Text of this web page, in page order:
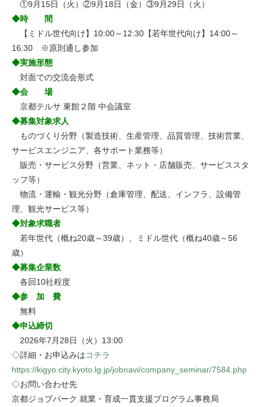
①9月15日（火）②9月18日（金）③9月29日（火）
◆時 間
【ミドル世代向け】10:00～12:30【若年世代向け】14:00～
16:30 ※原則通し参加
◆実施形態
対面での交流会形式
◆会 場
京都テルサ 東館２階 中会議室
◆募集対象求人
ものづくり分野（製造技術、生産管理、品質管理、技術営業、
サービスエンジニア、各サポート業務等）
販売・サービス分野（営業、ネット・店舗販売、サービススタ
ッフ等）
物流・運輸・観光分野（倉庫管理、配送、インフラ、設備管
理、観光サービス等）
◆対象求職者
若年世代（概ね20歳～39歳）、ミドル世代（概ね40歳～56
歳）
◆募集企業数
各回10社程度
◆参 加 費
無料
◆申込締切
2026年7月28日（火）13:00
◇詳細・お申込みはコチラ
https://kigyo.city.kyoto.lg.jp/jobnavi/company_seminar/7584.php
◇お問い合わせ先
京都ジョブパーク 就業・育成一貫支援プログラム事務局